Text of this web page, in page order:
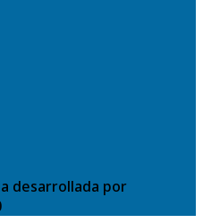
desarrollada por